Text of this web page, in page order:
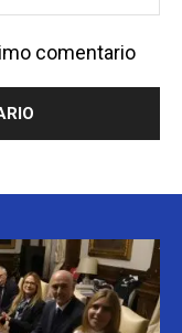
comentario